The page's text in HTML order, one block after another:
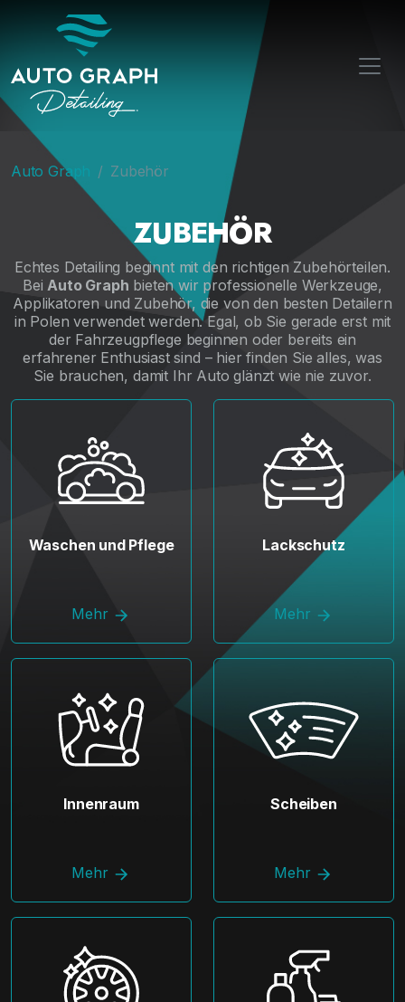
Auto Graph Zubehör
ZUBEHÖR
Echtes Detailing beginnt mit den richtigen Zubehörteilen.
BeiAuto Graph bieten wir professionelle Werkzeuge,
Applikatoren und Zubehör, die von den besten Detailern
in Polen verwendet werden. Egal, ob Sie gerade erst mit
der Fahrzeugpflege beginnen oder bereits ein
erfahrener Enthusiast sind – hier finden Sie alles, was
Sie brauchen, damit Ihr Auto glänzt wie nie zuvor.
Waschen und Pflege
Mehr
Lackschutz
Mehr
Innenraum
Mehr
Scheiben
Mehr